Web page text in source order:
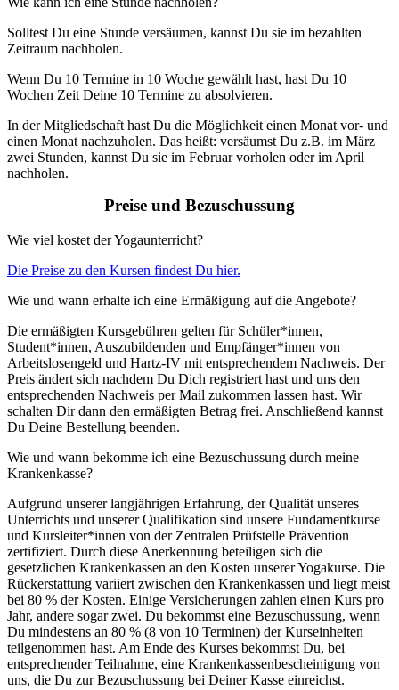
Solltest Du eine Stunde versäumen, kannst Du sie im bezahlten
Zeitraum nachholen.
Wenn Du 10 Termine in 10 Woche gewählt hast, hast Du 10
Wochen Zeit Deine 10 Termine zu absolvieren.
In der Mitgliedschaft hast Du die Möglichkeit einen Monat vor- und
einen Monat nachzuholen. Das heißt: versäumst Du z.B. im März
zwei Stunden, kannst Du sie im Februar vorholen oder im April
nachholen.
Preise und Bezuschussung
Wie viel kostet der Yogaunterricht?
Die Preise zu den Kursen findest Du hier.
Wie und wann erhalte ich eine Ermäßigung auf die Angebote?
Die ermäßigten Kursgebühren gelten für Schüler*innen,
Student*innen, Auszubildenden und Empfänger*innen von
Arbeitslosengeld und Hartz-IV mit entsprechendem Nachweis. Der
Preis ändert sich nachdem Du Dich registriert hast und uns den
entsprechenden Nachweis per Mail zukommen lassen hast. Wir
schalten Dir dann den ermäßigten Betrag frei. Anschließend kannst
Du Deine Bestellung beenden.
Wie und wann bekomme ich eine Bezuschussung durch meine
Krankenkasse?
Aufgrund unserer langjährigen Erfahrung, der Qualität unseres
Unterrichts und unserer Qualifikation sind unsere Fundamentkurse
und Kursleiter*innen von der Zentralen Prüfstelle Prävention
zertifiziert. Durch diese Anerkennung beteiligen sich die
gesetzlichen Krankenkassen an den Kosten unserer Yogakurse. Die
Rückerstattung variiert zwischen den Krankenkassen und liegt meist
bei 80 % der Kosten. Einige Versicherungen zahlen einen Kurs pro
Jahr, andere sogar zwei. Du bekommst eine Bezuschussung, wenn
Du mindestens an 80 % (8 von 10 Terminen) der Kurseinheiten
teilgenommen hast. Am Ende des Kurses bekommst Du, bei
entsprechender Teilnahme, eine Krankenkassenbescheinigung von
uns, die Du zur Bezuschussung bei Deiner Kasse einreichst.